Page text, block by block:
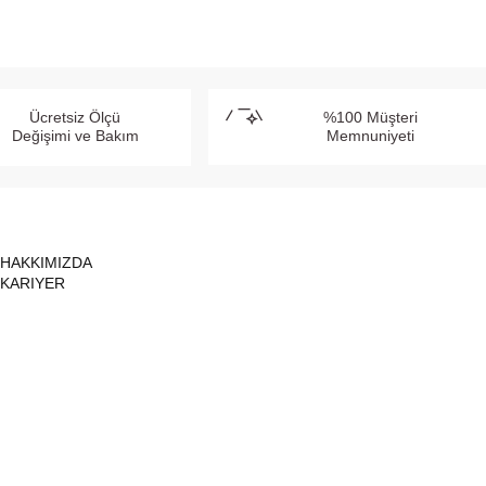
Ücretsiz Ölçü
Değişimi ve Bakım
%100 Müşteri
Memnuniyeti
HAKKIMIZDA
KARIYER